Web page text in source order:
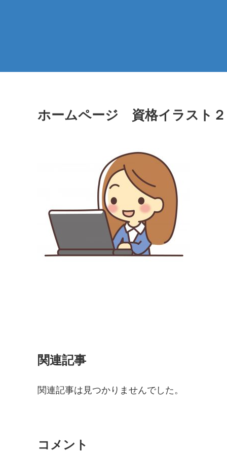
ホームページ 資格イラスト２
関連記事
関連記事は見つかりませんでした。
コメント